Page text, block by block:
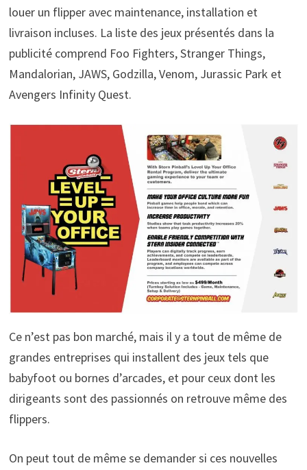
louer un flipper avec maintenance, installation et
livraison incluses. La liste des jeux présentés dans la
publicité comprend Foo Fighters, Stranger Things,
Mandalorian, JAWS, Godzilla, Venom, Jurassic Park et
Avengers Infinity Quest.
Ce n’est pas bon marché, mais il y a tout de même de
grandes entreprises qui installent des jeux tels que
babyfoot ou bornes d’arcades, et pour ceux dont les
dirigeants sont des passionnés on retrouve même des
flippers.
On peut tout de même se demander si ces nouvelles